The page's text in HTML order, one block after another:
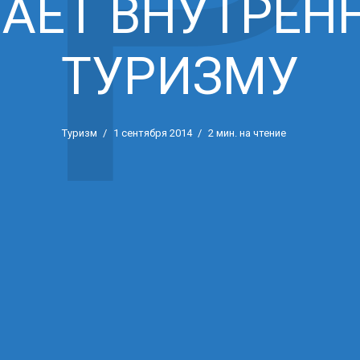
ТУРИЗМУ
Туризм 1 сентября 2014 2 мин. на чтение